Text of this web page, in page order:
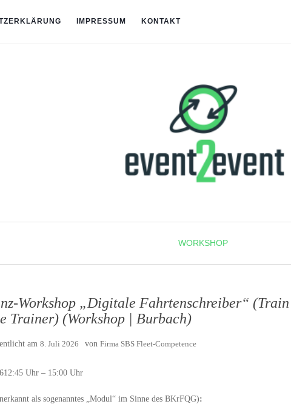
IMPRESSUM KONTAKT
WORKSHOP
Workshop „Digitale Fahrtenschreiber“ (Train
Trainer) (Workshop | Burbach)
am 8. Juli 2026 von Firma SBS Fleet-Competence
Uhr – 15:00 Uhr
als sogenanntes „Modul“ im Sinne des BKrFQG):